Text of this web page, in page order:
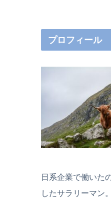
プロフィール
日系企業で働いた
したサラリーマン。